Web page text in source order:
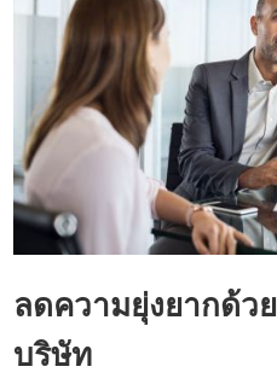
ลดความยุ่งยากด้วย
บริษัท